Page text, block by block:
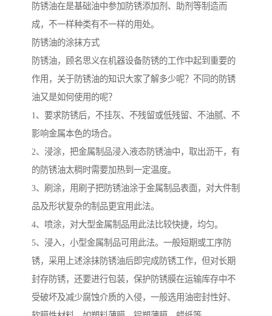
防锈油在是基础油中参加防锈添加剂、助剂等制造而
成，不一样种类有不一样的用处。
防锈油的涂抹方式
防锈油，顾名思义在机器设备防锈的工作中起到重要的
作用，关于防锈油的知识大家了解多少呢？不同的防锈
油又是如何使用的呢？
1、要求防锈后，不挂灰、不残留或低残留、不油腻、不
影响金属本色的场合。
2、浸涂，把金属制品浸入液态防锈油中，取出沥干，有
的防锈油太稠时需要加热到一定温度。
3、刷涂，用刷子把防锈油涂于金属制品表面，对大件制
品及形状复杂的制品更宜用此法。
4、喷涂，对大型金属制品用此法比较快捷，均匀。
5、浸入，小型金属制品可用此法。一般短期或工序防
锈，采用上述涂抹防锈油后即完成防锈工作，但对长期
封存防锈，还要进行包装，保护防锈膜在运输库存中不
受破坏及减少腐蚀介质的入侵，一般选用油密封性好、